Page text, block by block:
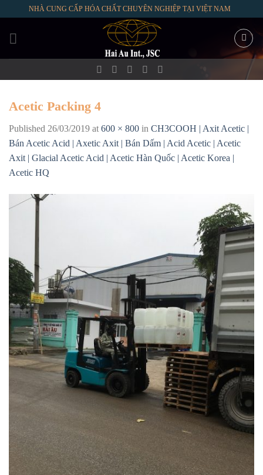
content
NHÀ CUNG CẤP HÓA CHẤT CHUYÊN NGHIỆP TẠI VIỆT NAM
Acetic Packing 4
Published 26/03/2019 at 600 × 800 in CH3COOH | Axit Acetic |
Bán Acetic Acid | Axetic Axit | Bán Dấm | Acid Acetic | Acetic
Axit | Glacial Acetic Acid | Acetic Hàn Quốc | Acetic Korea |
Acetic HQ